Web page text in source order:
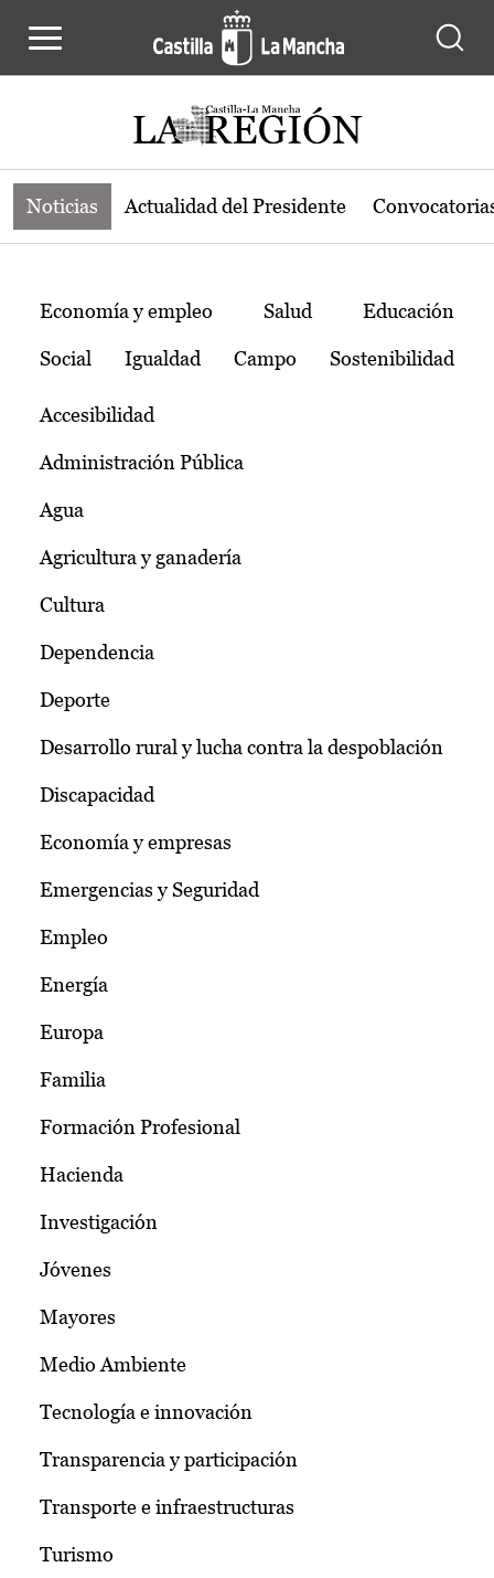
Noticias de la región de Castilla-La
Noticias Actualidad del Presidente
Temas
Economía y empleo Salud Educación
Social Igualdad Campo Sostenibilidad
Accesibilidad
Administración Pública
Agua
Agricultura y ganadería
Cultura
Dependencia
Deporte
Desarrollo rural y lucha contra la despoblación
Discapacidad
Economía y empresas
Emergencias y Seguridad
Empleo
Energía
Europa
Familia
Formación Profesional
Hacienda
Investigación
Jóvenes
Mayores
Medio Ambiente
Tecnología e innovación
Transparencia y participación
Transporte e infraestructuras
Turismo